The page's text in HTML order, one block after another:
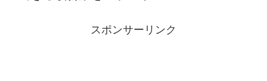
スポンサーリンク